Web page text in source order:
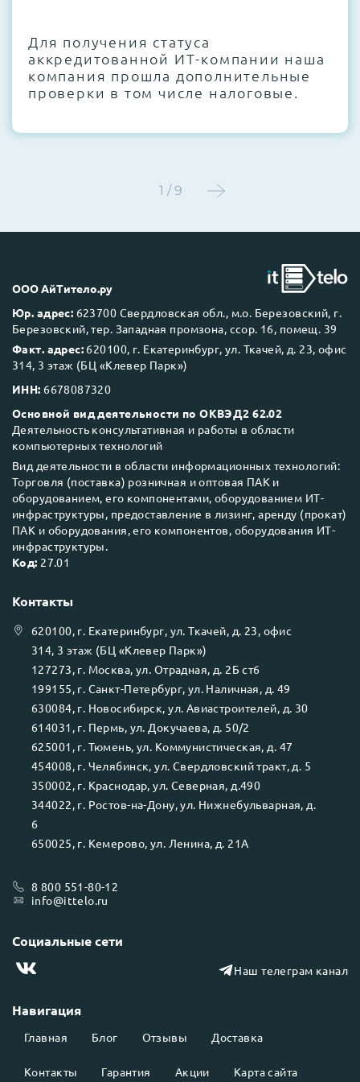
Этап 4:Стресс-тестирование под 100%
нагрузкой в течение 72 часов для
проверки стабильности всех подсистем
Next Business Day (NBD)
Для получения статуса
аккредитованной ИТ-компании наша
компания прошла дополнительные
проверки в том числе налоговые.
1 / 9
ООО АйТитело.ру
Юр. адрес: 623700 Свердловская обл., м.о. Березовский, г.
Березовский, тер. Западная промзона, ссор. 16, помещ. 39
Факт. адрес: 620100, г. Екатеринбург, ул. Ткачей, д. 23, офис
314, 3 этаж (БЦ «Клевер Парк»)
ИНН: 6678087320
Основной вид деятельности по ОКВЭД2 62.02
Деятельность консультативная и работы в области
компьютерных технологий
Вид деятельности в области информационных технологий:
Торговля (поставка) розничная и оптовая ПАК и
оборудованием, его компонентами, оборудованием ИТ-
инфраструктуры, предоставление в лизинг, аренду (прокат)
ПАК и оборудования, его компонентов, оборудования ИТ-
инфраструктуры.
Код: 27.01
Навигация
Главная Блог Отзывы Доставка
Контакты Гарантия Акции Карта сайта
Контакты
620100, г. Екатеринбург, ул.Ткачей, д. 23, офис
314, 3 этаж (БЦ «Клевер Парк»)
127273, г. Москва, ул. Отрадная, д. 2Б ст6
199155, г. Санкт-Петербург, ул. Наличная, д. 49
630084, г. Новосибирск, ул. Авиастроителей, д. 30
614031 , г. Пермь, ул. Докучаева, д. 50/2
625001 , г. Тюмень, ул. Коммунистическая, д. 47
454008, г. Челябинск, ул. Свердловский тракт, д. 5
350002, г. Краснодар, ул. Северная, д.490
344022, г. Ростов-на-Дону, ул. Нижнебульварная, д.
6
650025, г. Кемерово, ул. Ленина, д. 21А
8 800 551-80-12
info@ittelo.ru
Социальные сети
Наш телеграм канал